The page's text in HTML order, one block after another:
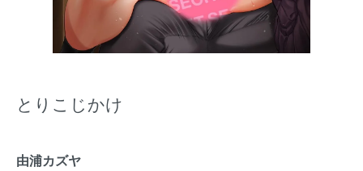
とりこじかけ
由浦カズヤ